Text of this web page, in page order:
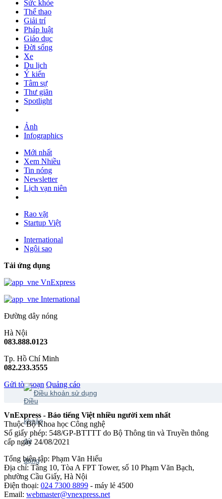
Sức khỏe
Thể thao
Giải trí
Pháp luật
Giáo dục
Đời sống
Xe
Du lịch
Ý kiến
Tâm sự
Thư giãn
Spotlight
Ảnh
Infographics
Mới nhất
Xem Nhiều
Tin nóng
Newsletter
Lịch vạn niên
Rao vặt
Startup Việt
International
Ngôi sao
Tải ứng dụng
VnExpress
International
Đường dây nóng
Hà Nội
083.888.0123
Tp. Hồ Chí Minh
082.233.3555
Gửi tòa soạn Quảng cáo
Điều khoản sử dụng
VnExpress - Báo tiếng Việt nhiều người xem nhất
Thuộc Bộ Khoa học Công nghệ
Số giấy phép: 548/GP-BTTTT do Bộ Thông tin và Truyền thông
cấp ngày 24/08/2021
Tổng biên tập: Phạm Văn Hiếu
Địa chỉ: Tầng 10, Tòa A FPT Tower, số 10 Phạm Văn Bạch,
phường Cầu Giấy, Hà Nội
Điện thoại: 024 7300 8899 - máy lẻ 4500
Email: webmaster@vnexpress.net